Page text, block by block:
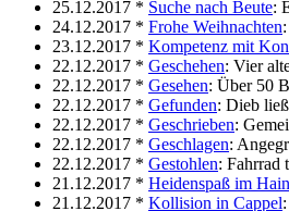
25.12.2017 * Suche nach Beute:
24.12.2017 * Frohe Weihnachten
23.12.2017 * Kompetenz mit
22.12.2017 * Geschehen: Vier
22.12.2017 * Gesehen: Über 50
22.12.2017 * Gefunden: Dieb
22.12.2017 * Geschrieben:
22.12.2017 * Geschlagen:
22.12.2017 * Gestohlen: Fahrrad
21.12.2017 * Heidenspaß im
21.12.2017 * Kollision in Cappel